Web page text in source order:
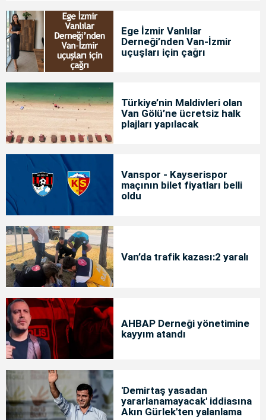
Ege İzmir Vanlılar
Derneği’nden Van-İzmir
uçuşları için çağrı
Türkiye’nin Maldivleri olan
Van Gölü’ne ücretsiz halk
plajları yapılacak
Vanspor - Kayserispor
maçının bilet fiyatları belli
oldu
Van’da trafik kazası:2 yaralı
AHBAP Derneği yönetimine
kayyım atandı
'Demirtaş yasadan
yararlanamayacak' iddiasına
Akın Gürlek'ten yalanlama